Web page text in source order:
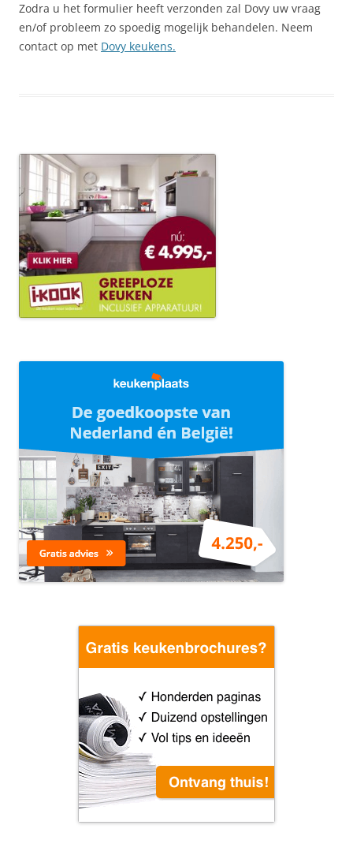
Zodra u het formulier heeft verzonden zal Dovy uw vraag
en/of probleem zo spoedig mogelijk behandelen. Neem
contact op met Dovy keukens.